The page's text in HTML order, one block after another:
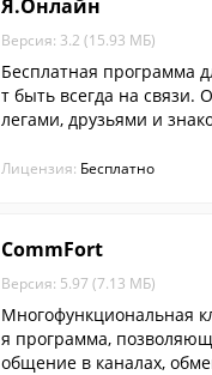
Я.Онлайн
Версия: 3.2 (15.93 МБ)
Бесплатная программа
т быть всегда на связи.
легами, друзьями и
ьмах с помощью
Лицензия: Бесплатно
CommFort
Версия: 5.97 (7.13 МБ)
Многофункциональная
я программа,
общение в каналах,